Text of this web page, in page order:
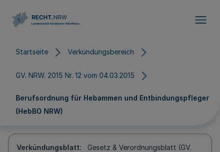
Startseite Verkündungsbereich
GV. NRW. 2015 Nr. 12 vom 04.03.2015
Berufsordnung für Hebammen und Entbindungspfleger
(HebBO NRW)
Verkündungsblatt
Gesetz & Verordnungsblatt (GV.